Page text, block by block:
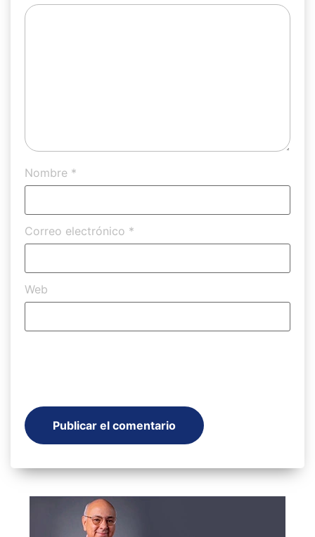
Nombre *
Correo electrónico *
Web